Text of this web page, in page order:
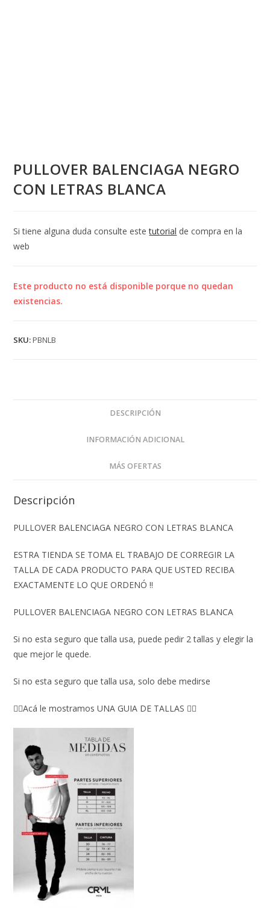
PULLOVER BALENCIAGA NEGRO
CON LETRAS BLANCA
Si tiene alguna duda consulte estetutorial de compra en la
web
Este producto no está disponible porque no quedan
existencias.
SKU:PBNLB
DESCRIPCIÓN
INFORMACIÓN ADICIONAL
MÁS OFERTAS
Descripción
PULLOVER BALENCIAGA NEGRO CON LETRAS BLANCA
ESTRA TIENDA SE TOMA EL TRABAJO DE CORREGIR LA
TALLA DE CADA PRODUCTO PARA QUE USTED RECIBA
EXACTAMENTE LO QUE ORDENÓ ‼️
PULLOVER BALENCIAGA NEGRO CON LETRAS BLANCA
Si no esta seguro que talla usa, puede pedir 2 tallas y elegir la
que mejor le quede.
Si no esta seguro que talla usa, solo debe medirse
👇🏼Acá le mostramos UNA GUIA DE TALLAS 👇🏻